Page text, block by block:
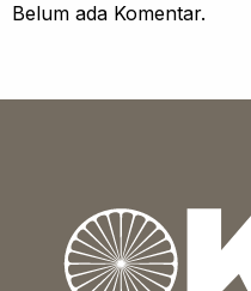
Belum ada Komentar.